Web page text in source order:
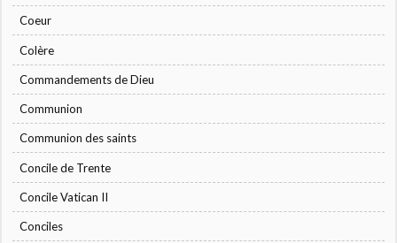
Coeur
Colère
Commandements de Dieu
Communion
Communion des saints
Concile de Trente
Concile Vatican II
Conciles